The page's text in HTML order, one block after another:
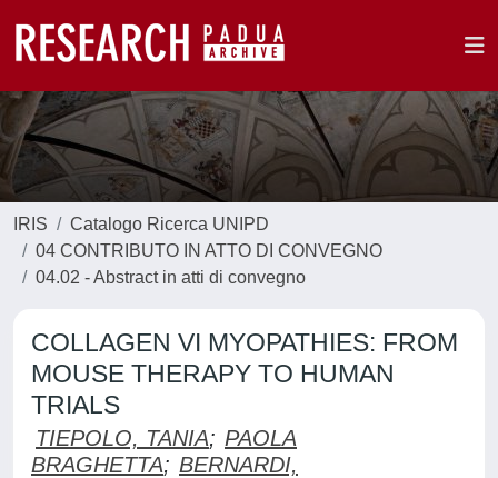
IRIS
Catalogo Ricerca UNIPD
04 CONTRIBUTO IN ATTO DI CONVEGNO
04.02 - Abstract in atti di convegno
COLLAGEN VI MYOPATHIES: FROM
MOUSE THERAPY TO HUMAN
TRIALS
TIEPOLO, TANIA; PAOLA
BRAGHETTA; BERNARDI,